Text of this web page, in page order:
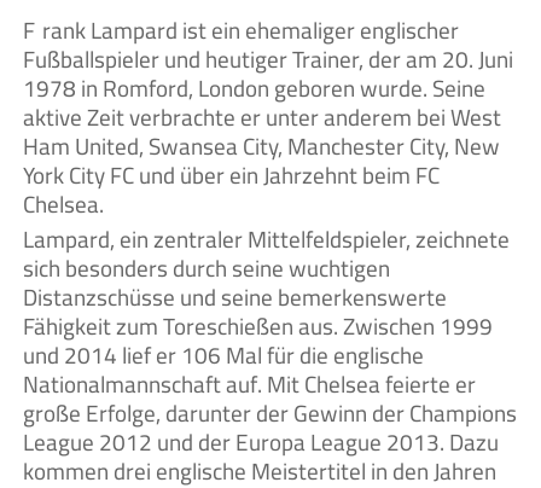
Frank Lampard ist ein ehemaliger englischer
Fußballspieler und heutiger Trainer, der am 20. Juni
1978 in Romford, London geboren wurde. Seine
aktive Zeit verbrachte er unter anderem bei West
Ham United, Swansea City, Manchester City, New
York City FC und über ein Jahrzehnt beim FC
Chelsea.
Lampard, ein zentraler Mittelfeldspieler, zeichnete
sich besonders durch seine wuchtigen
Distanzschüsse und seine bemerkenswerte
Fähigkeit zum Toreschießen aus. Zwischen 1999
und 2014 lief er 106 Mal für die englische
Nationalmannschaft auf. Mit Chelsea feierte er
große Erfolge, darunter der Gewinn der Champions
League 2012 und der Europa League 2013. Dazu
kommen drei englische Meistertitel in den Jahren